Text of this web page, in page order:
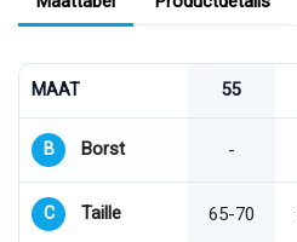
MAAT 55
B Borst -
C Taille 65-70